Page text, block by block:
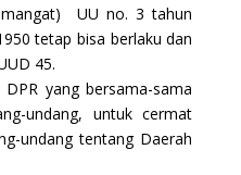
UU no. 3 tahun
tetap bisa berlaku dan
45.
yang bersama-sama
undang, untuk cermat
undang tentang Daerah